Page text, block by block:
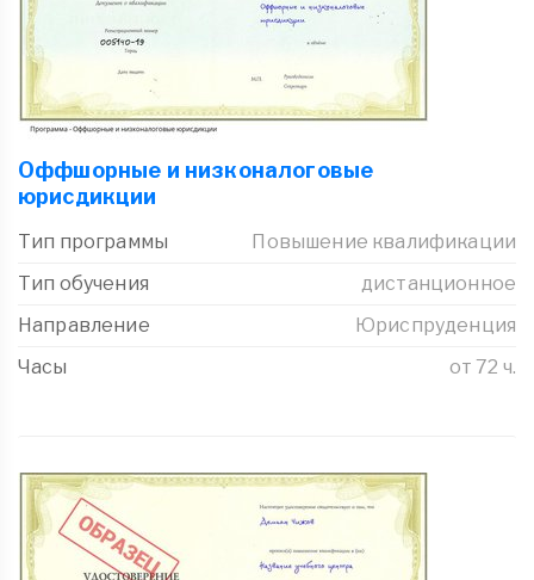
Оффшорные и низконалоговые
юрисдикции
Тип программы
Повышение квалификации
Тип обучения
дистанционное
Направление
Юриспруденция
Часы
от 72 ч.